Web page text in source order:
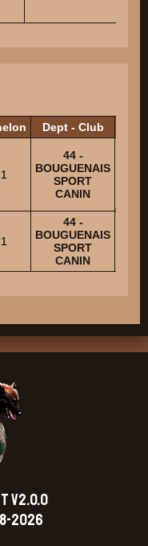
Dept - Club
1
44 -
BOUGUENAIS
SPORT
CANIN
1
44 -
BOUGUENAIS
SPORT
CANIN
V2.0.0
2026